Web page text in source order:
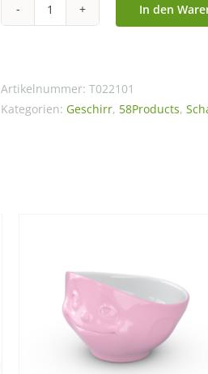
XL
weiß,
1000
In den
Artikelnummer: T022101
Kategorien: Geschirr, 58Products,